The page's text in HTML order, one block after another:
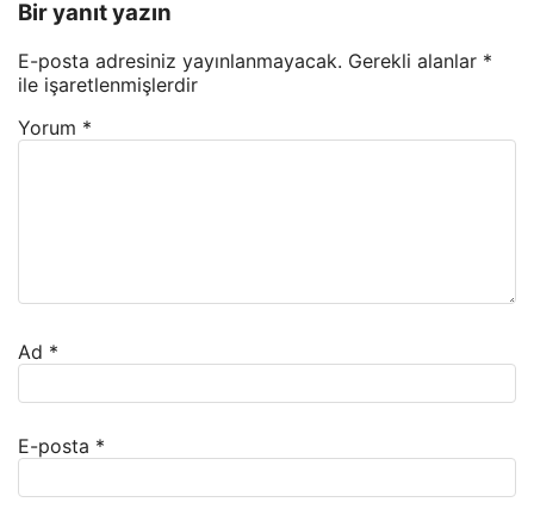
Bir yanıt yazın
E-posta adresiniz yayınlanmayacak. Gerekli alanlar *
ile işaretlenmişlerdir
Yorum *
Ad *
E-posta *